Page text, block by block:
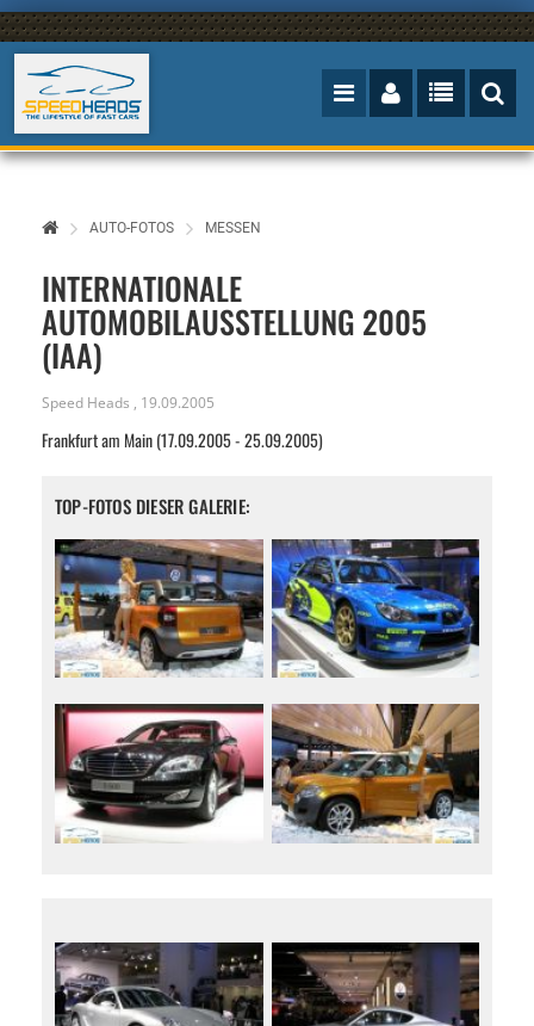
AUTO-FOTOS MESSEN
INTERNATIONALE
AUTOMOBILAUSSTELLUNG 2005
(IAA)
Speed Heads , 19.09.2005
Frankfurt am Main (17.09.2005 - 25.09.2005)
TOP-FOTOS DIESER GALERIE: